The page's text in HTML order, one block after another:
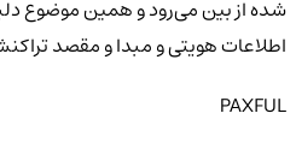
شده از بین می‌رود و همین موضوع
اطلاعات هویتی و مبدا و مقصد
PAXFUL